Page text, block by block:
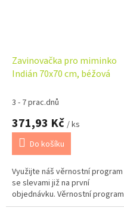
Zavinovačka pro miminko
Indián 70x70 cm, béžová
3 - 7 prac.dnů
371,93 Kč / ks
Do košíku
Využijte náš věrnostní program
se slevami již na první
objednávku. Věrnostní program